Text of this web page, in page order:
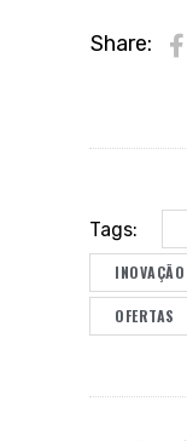
Share:
Tags:
INOVAÇÃO
OFERTAS